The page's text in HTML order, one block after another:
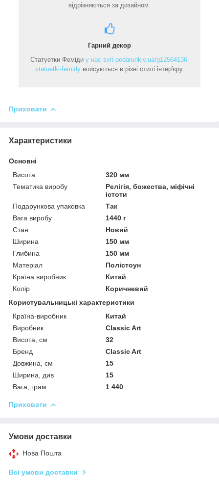
відрізняються за дизайном.
Гарний декор
Статуетки Феміди у нас svit-podarunkiv.ua/g12564136-
statuetki-femidyвписуються в різні стилі інтер'єру.
Приховати
Характеристики
Основні
Висота
320 мм
Тематика виробу
Релігія, божества, міфічні
істоти
Подарункова упаковка
Так
Вага виробу
1440 г
Стан
Новий
Ширина
150 мм
Глибина
150 мм
Матеріал
Полістоун
Країна виробник
Китай
Колір
Коричневий
Користувальницькі характеристики
Країна-виробник
Китай
Виробник
Classic Art
Висота, см
32
Бренд
Classic Art
Довжина, см
15
Ширина, див
15
Вага, грам
1 440
Приховати
Умови доставки
Нова Пошта
Всі умови доставки